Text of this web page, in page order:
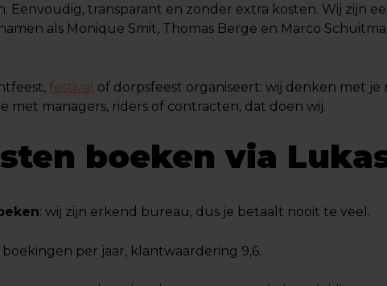
Eenvoudig, transparant en zonder extra kosten. Wij zijn
als Monique Smit, Thomas Berge en Marco
festival of dorpsfeest organiseert: wij denken met je
met managers, riders of contracten, dat doen wij.
boeken via
: wij zijn erkend bureau, dus je betaalt nooit te veel.
boekingen per jaar, klantwaardering 9,6.